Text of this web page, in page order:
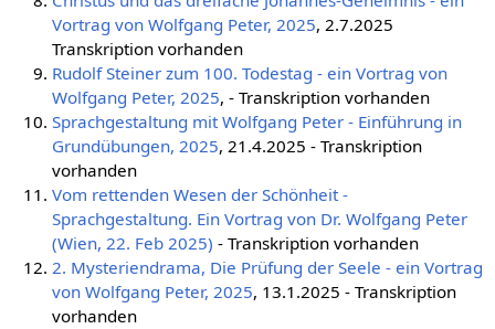
Vortrag von Wolfgang Peter, 2025, 2.7.2025
Transkription vorhanden
Rudolf Steiner zum 100. Todestag - ein Vortrag von
Wolfgang Peter, 2025, - Transkription vorhanden
Sprachgestaltung mit Wolfgang Peter - Einführung in
Grundübungen, 2025, 21.4.2025 - Transkription
vorhanden
Vom rettenden Wesen der Schönheit -
Sprachgestaltung. Ein Vortrag von Dr. Wolfgang Peter
(Wien, 22. Feb 2025) - Transkription vorhanden
2. Mysteriendrama, Die Prüfung der Seele - ein Vortrag
von Wolfgang Peter, 2025, 13.1.2025 - Transkription
vorhanden